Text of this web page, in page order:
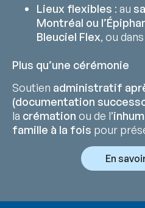
Lieux flexibles : au
Montréal ou
Bleuciel Flex, ou dans
Plus qu’une cérémonie
Soutien administratif
(documentation
la crémation ou de l’
famille à la fois pour
En